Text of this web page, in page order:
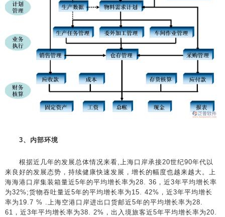
3、内部环境
根据近几年的发展总体情况来看,上海口岸承接20世纪90年代以
来良好的发展态势，持续健康快速发展，增长的幅度也越来越大。上
海海港口岸集装箱量近5年的平均增长率为28. 36，近3年平均增长率
为32%;货物吞吐量近5年的平均增长率为15. 42%，近3年平均增长
率为19.7 % .上海空港口岸进出口货邮近5年的平均增长率为28.
61，近3年平均增长率为38. 2%，出入境旅客近5年平均增长率为20.